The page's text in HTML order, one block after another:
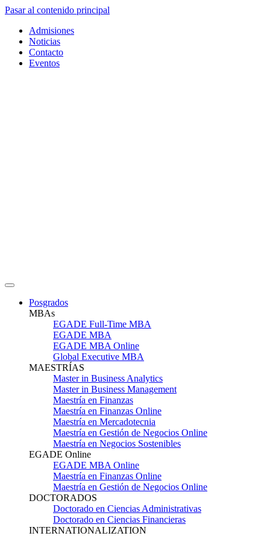
Pasar al contenido principal
Admisiones
Noticias
Contacto
Eventos
Posgrados
MBAs
EGADE Full-Time MBA
EGADE MBA
EGADE MBA Online
Global Executive MBA
MAESTRÍAS
Master in Business Analytics
Master in Business Management
Maestría en Finanzas
Maestría en Finanzas Online
Maestría en Mercadotecnia
Maestría en Gestión de Negocios Online
Maestría en Negocios Sostenibles
EGADE Online
EGADE MBA Online
Maestría en Finanzas Online
Maestría en Gestión de Negocios Online
DOCTORADOS
Doctorado en Ciencias Administrativas
Doctorado en Ciencias Financieras
INTERNATIONALIZATION